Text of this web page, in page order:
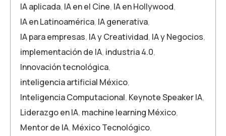
IA aplicada, IA en el Cine, IA en Hollywood,
IA en Latinoamérica, IA generativa,
IA para empresas, IA y Creatividad, IA y Negocios,
implementación de IA, industria 4.0,
Innovación tecnológica,
inteligencia artificial México,
Inteligencia Computacional, Keynote Speaker IA,
Liderazgo en IA, machine learning México,
Mentor de IA, México Tecnológico,